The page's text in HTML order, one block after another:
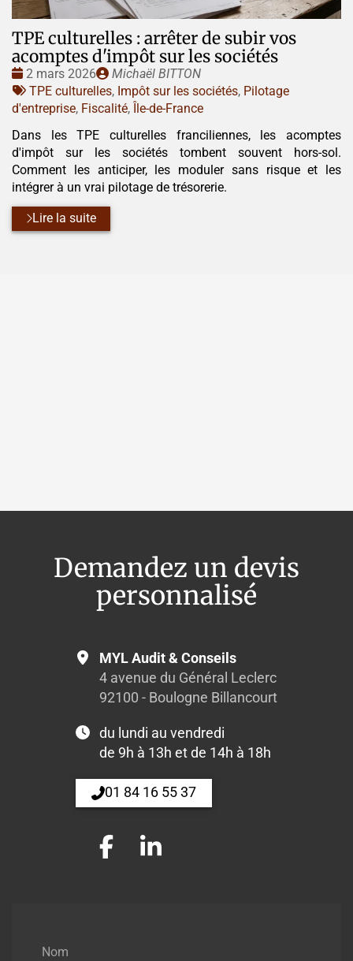
TPE culturelles : arrêter de subir vos
acomptes d'impôt sur les sociétés
Date
:
2 mars 2026
Publié
par
Michaël BITTON
Tags
:
TPE culturelles, Impôt sur les sociétés, Pilotage
d'entreprise, Fiscalité, Île-de-France
Dans les TPE culturelles franciliennes, les acomptes
d'impôt sur les sociétés tombent souvent hors-sol.
Comment les anticiper, les moduler sans risque et les
intégrer à un vrai pilotage de trésorerie.
Lire la suite
Demandez un devis
personnalisé
Nom
MYL Audit & Conseils
4 avenue du Général Leclerc
92100 - Boulogne Billancourt
du lundi au vendredi
de 9h à 13h et de 14h à 18h
01 84 16 55 37